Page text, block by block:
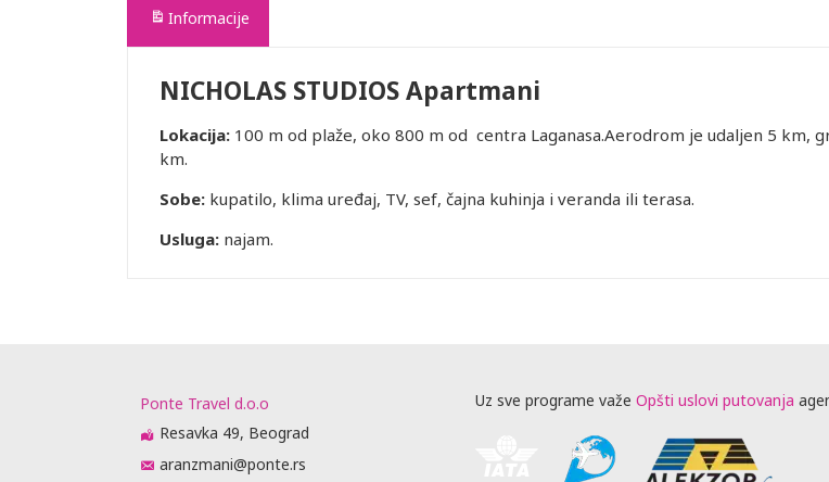
Informacije
NICHOLAS STUDIOS Apartmani
Lokacija: 100 m od plaže, oko 800 m od centra Laganasa.Aerodrom je udaljen 5 km,
km.
Sobe: kupatilo, klima uređaj, TV, sef, čajna kuhinja i veranda ili terasa.
Usluga: najam.
Ponte Travel d.o.o
Resavka 49, Beograd
aranzmani@ponte.rs
Uz sve programe važe Opšti uslovi putovanja